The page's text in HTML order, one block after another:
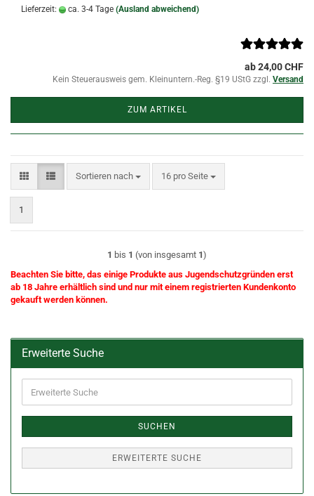
Lieferzeit: ca. 3-4 Tage (Ausland abweichend)
ab 24,00 CHF
Kein Steuerausweis gem. Kleinuntern.-Reg. §19 UStG zzgl. Versand
ZUM ARTIKEL
Sortieren nach
Sortieren nach 16 pro Seite
pro Seite
1
1 bis 1 (von insgesamt 1)
Beachten Sie bitte, das einige Produkte aus Jugendschutzgründen erst
ab 18 Jahre erhältlich sind und nur mit einem registrierten Kundenkonto
gekauft werden können.
Erweiterte Suche
Suche
SUCHEN
ERWEITERTE SUCHE